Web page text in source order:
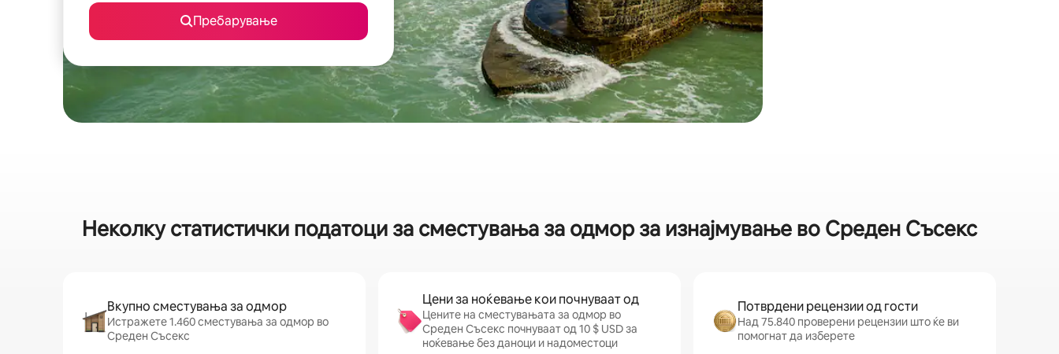
Пребарување
Неколку статистички податоци за сместувања за одмор за изнајмување во Среден Съсекс
Вкупно сместувања за одмор
Истражете 1.460 сместувања за одмор во
Среден Съсекс
Цени за ноќевање кои почнуваат од
Цените на сместувањата за одмор во
Среден Съсекс почнуваат од 10 $ USD за
ноќевање без даноци и надоместоци
Потврдени рецензии од гости
Над 75.840 проверени рецензии што ќе ви
помогнат да изберете